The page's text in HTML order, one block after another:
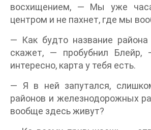
восхищением, — Мы уже
центром и не пахнет, где мы
— Как будто название
скажет, — пробубнил Блейр,
интересно, карта у тебя есть.
— Я в ней запутался,
районов и железнодорожных
вообще здесь живут?